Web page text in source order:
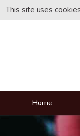
This site uses
Home